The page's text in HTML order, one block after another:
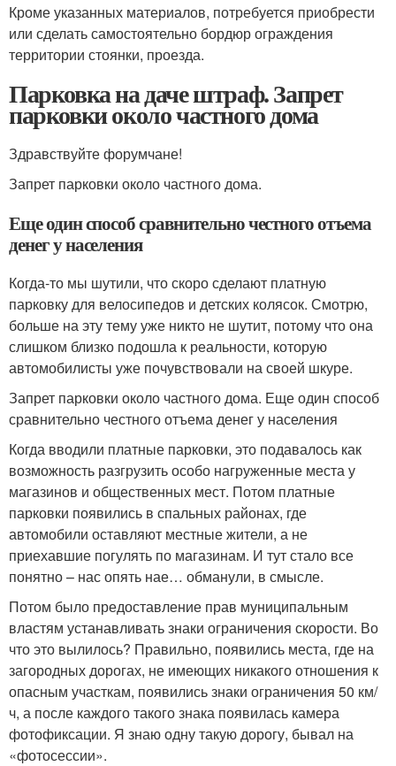
Кроме указанных материалов, потребуется приобрести
или сделать самостоятельно бордюр ограждения
территории стоянки, проезда.
Парковка на даче штраф. Запрет
парковки около частного дома
Здравствуйте форумчане!
Запрет парковки около частного дома.
Еще один способ сравнительно честного отъема
денег у населения
Когда-то мы шутили, что скоро сделают платную
парковку для велосипедов и детских колясок. Смотрю,
больше на эту тему уже никто не шутит, потому что она
слишком близко подошла к реальности, которую
автомобилисты уже почувствовали на своей шкуре.
Запрет парковки около частного дома. Еще один способ
сравнительно честного отъема денег у населения
Когда вводили платные парковки, это подавалось как
возможность разгрузить особо нагруженные места у
магазинов и общественных мест. Потом платные
парковки появились в спальных районах, где
автомобили оставляют местные жители, а не
приехавшие погулять по магазинам. И тут стало все
понятно – нас опять нае… обманули, в смысле.
Потом было предоставление прав муниципальным
властям устанавливать знаки ограничения скорости. Во
что это вылилось? Правильно, появились места, где на
загородных дорогах, не имеющих никакого отношения к
опасным участкам, появились знаки ограничения 50 км/
ч, а после каждого такого знака появилась камера
фотофиксации. Я знаю одну такую дорогу, бывал на
«фотосессии».